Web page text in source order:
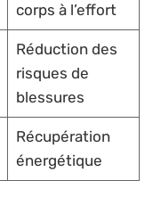
corps à l’effort
Réduction des
risques de
blessures
Récupération
énergétique